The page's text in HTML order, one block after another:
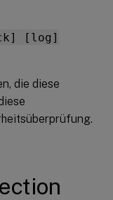
[log]
die diese